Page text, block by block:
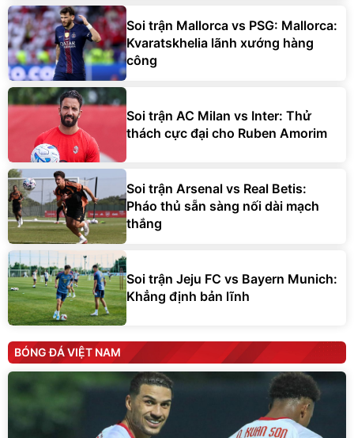
Soi trận Mallorca vs PSG: Mallorca:
Kvaratskhelia lãnh xướng hàng
công
Soi trận AC Milan vs Inter: Thử
thách cực đại cho Ruben Amorim
Soi trận Arsenal vs Real Betis:
Pháo thủ sẵn sàng nối dài mạch
thắng
Soi trận Jeju FC vs Bayern Munich:
Khẳng định bản lĩnh
BÓNG ĐÁ VIỆT NAM